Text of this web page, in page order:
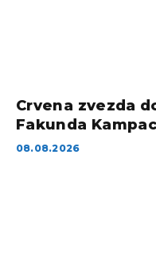
Crvena zvezda
Fakunda
08.08.2026